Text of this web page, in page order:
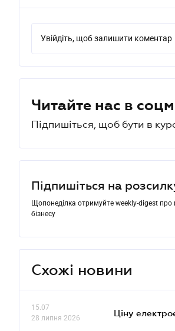
Увійдіть, щоб залишити коментар
Читайте нас в
Підпишіться, щоб бути в
Підпишіться на
Щопонеділка отримуйте weekly-digest про
бізнесу
Схожі новини
15.07
28 липня 2026
Ціну